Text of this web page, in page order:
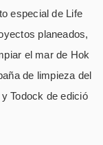
especial de Life
planeados,
el mar de Hok
de limpieza del
Todock de edició